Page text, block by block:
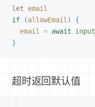
let email
if
(allowEmail )
{
email
= await input
}
超时返回默认值